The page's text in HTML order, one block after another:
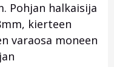
Pohjan halkaisija
kierteen
varaosa moneen